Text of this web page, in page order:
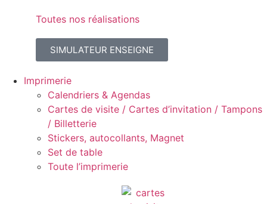
Toutes nos réalisations
SIMULATEUR ENSEIGNE
Imprimerie
Calendriers & Agendas
Cartes de visite / Cartes d’invitation / Tampons
/ Billetterie
Stickers, autocollants, Magnet
Set de table
Toute l’imprimerie